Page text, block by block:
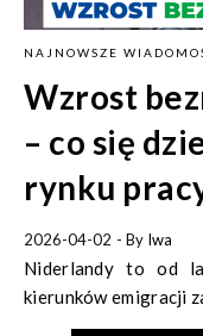
NAJNOWSZE
Wzrost
– co się
rynku
2026-04-02 - By Iwa
Niderlandy to od
kierunków emigracji